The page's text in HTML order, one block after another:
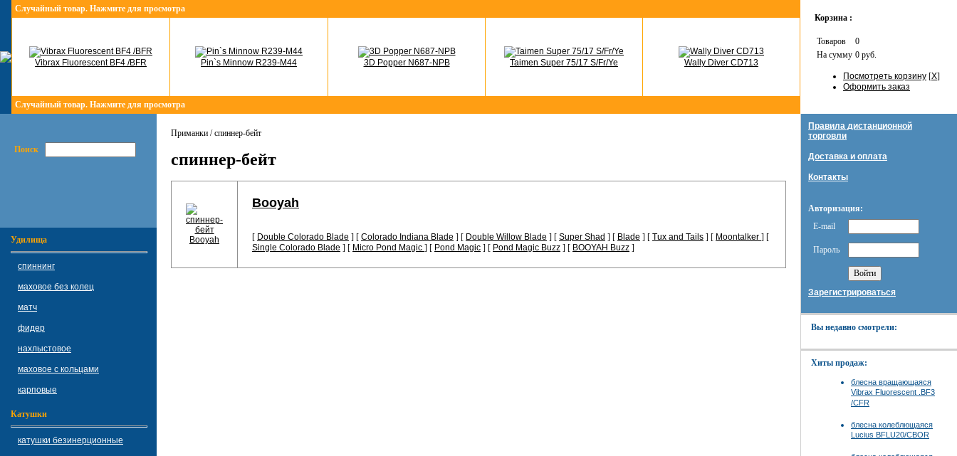
Случайный товар. Нажмите для просмотра
Vibrax Fluorescent BF4 /BFR Pin`s Minnow R239-M44 3D Popper N687-NPB Taimen Super 75/17 S/Fr/Ye Wally Diver CD713
Случайный товар. Нажмите для просмотра
Корзина :
Товаров
0
На сумму 0 руб.
Посмотреть корзину [X]
Оформить заказ
Поиск
Удилища
спиннинг
маховое без колец
матч
фидер
нахлыстовое
маховое с кольцами
карповые
Катушки
катушки безинерционные
Приманки / спиннер-бейт
спиннер-бейт
Booyah
[ Double Colorado Blade ] [ Colorado Indiana Blade ] [ Double Willow Blade ] [ Super Shad ] [ Blade ] [ Tux and Tails ] [ Moontalker ] [
Single Colorado Blade ] [ Micro Pond Magic ] [ Pond Magic ] [ Pond Magic Buzz ] [ BOOYAH Buzz ]
Правила дистанционной
торговли
Доставка и оплата
Контакты
Авторизация:
E-mail
Пароль
Зарегистрироваться
Вы недавно смотрели:
Хиты продаж:
блесна вращающаяся
Vibrax Fluorescent .BF3
/CFR
блесна колеблющаяся
Lucius BFLU20/CBOR